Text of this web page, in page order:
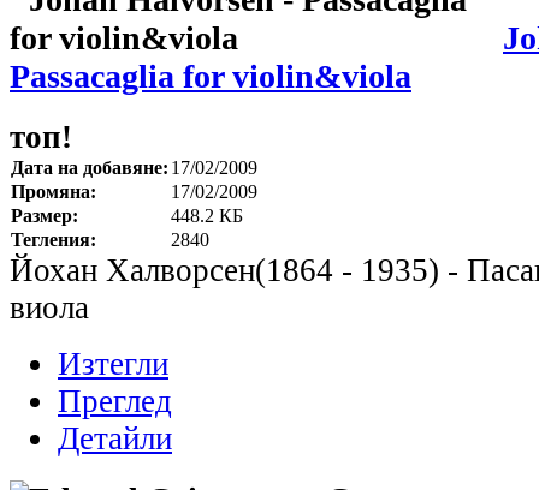
Passacaglia for violin&viola
топ!
Дата на добавяне: 17/02/2009
Промяна:
17/02/2009
Размер:
448.2 КБ
Тегления:
2840
Йохан Халворсен(1864 - 1935) -
виола
Изтегли
Преглед
Детайли